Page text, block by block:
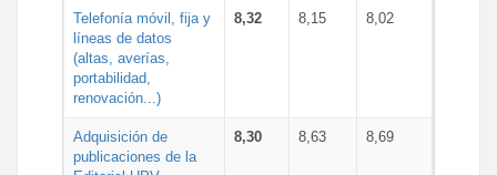
Telefonía móvil, fija y
líneas de datos
(altas, averías,
portabilidad,
renovación...)
8,32 8,15 8,02
Adquisición de
publicaciones de la
8,30 8,63 8,69